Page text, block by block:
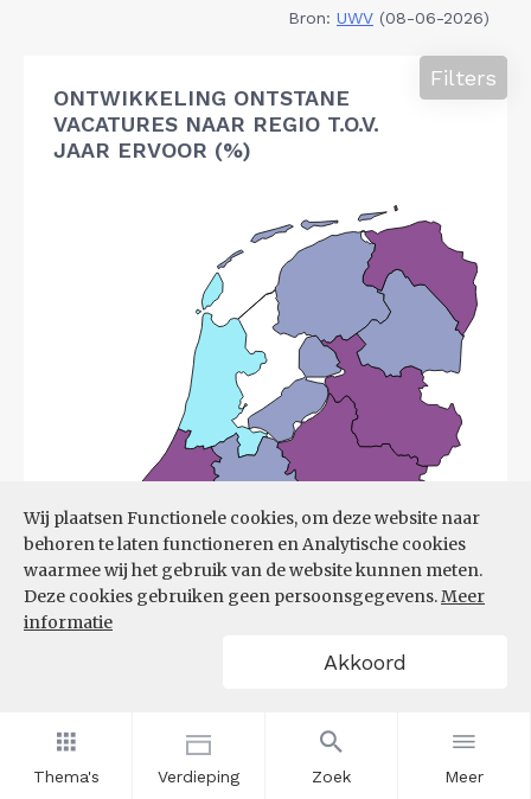
Thema's Verdieping Zoek Meer
Wij plaatsen Functionele cookies, om deze website naar
behoren te laten functioneren en Analytische cookies
waarmee wij het gebruik van de website kunnen meten.
Deze cookies gebruiken geen persoonsgegevens.Meer
informatie
Akkoord
Bron: UWV (08-06-2026)
ONTWIKKELING ONTSTANE
VACATURES NAAR REGIO T.O.V.
JAAR ERVOOR (%)
Filters
Bron:UWV (08-06-2026)